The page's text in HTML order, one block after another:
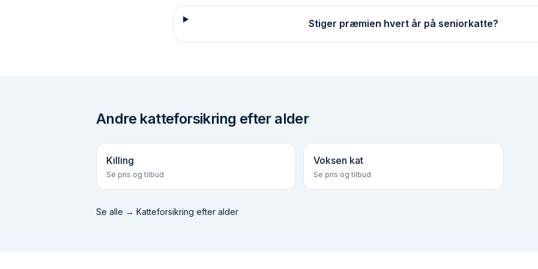
Stiger præmien hvert år på senior­katte?
Andre katteforsikring efter alder
Killing
Se pris og tilbud
Voksen kat
Se pris og tilbud
Se alle → Katteforsikring efter alder